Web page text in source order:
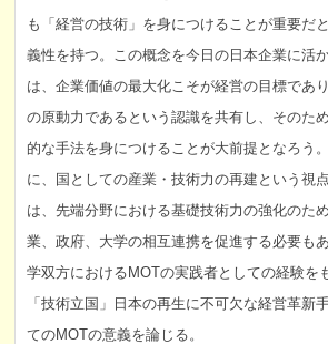
も「経営の技術」を身につけることが重要だ
義性を持つ。この概念を今日の日本企業に活
は、企業価値の最大化こそが経営の目標であ
の原動力であるという認識を共有し、そのた
的な手法を身につけることが大前提となろう
に、国としての産業・技術力の再建という視
は、先端分野における基礎技術力の強化のた
業、政府、大学の相互連携を促進する必要も
学双方におけるMOTの実践者としての経験を
「技術立国」日本の再生に不可欠な経営革新
てのMOTの意義を論じる。